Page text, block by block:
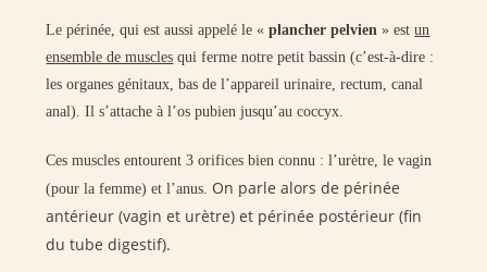
Le périnée, qui est aussi appelé le «plancher pelvien » estun
ensemble de muscles qui ferme notre petit bassin (c’est-à-dire :
les organes génitaux, bas de l’appareil urinaire, rectum, canal
anal). Il s’attache à l’os pubien jusqu’au coccyx.
Ces muscles entourent 3 orifices bien connu : l’urètre, le vagin
(pour la femme) et l’anus. On parle alors de périnée
antérieur (vagin et urètre) et périnée postérieur (fin
du tube digestif).